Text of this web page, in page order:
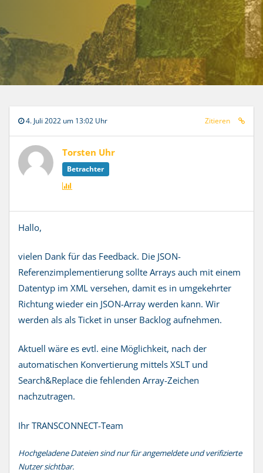
4. Juli 2022 um 13:02 Uhr Zitieren
Torsten Uhr
Betrachter
Hallo,
vielen Dank für das Feedback. Die JSON-
Referenzimplementierung sollte Arrays auch mit einem
Datentyp im XML versehen, damit es in umgekehrter
Richtung wieder ein JSON-Array werden kann. Wir
werden als als Ticket in unser Backlog aufnehmen.
Aktuell wäre es evtl. eine Möglichkeit, nach der
automatischen Konvertierung mittels XSLT und
Search&Replace die fehlenden Array-Zeichen
nachzutragen.
Ihr TRANSCONNECT-Team
Hochgeladene Dateien sind nur für angemeldete und verifizierte
Nutzer sichtbar.